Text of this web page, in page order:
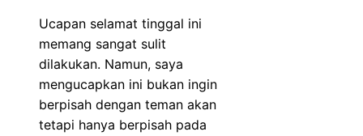
Ucapan selamat tinggal ini
memang sangat sulit
dilakukan. Namun, saya
mengucapkan ini bukan ingin
berpisah dengan teman akan
tetapi hanya berpisah pada